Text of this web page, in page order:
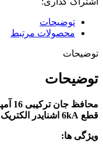
توضیحات
محصولات مرتبط
توضیحات
توضیحات
قطع 6kA اشنایدر الکتریک
ویژگی ها: